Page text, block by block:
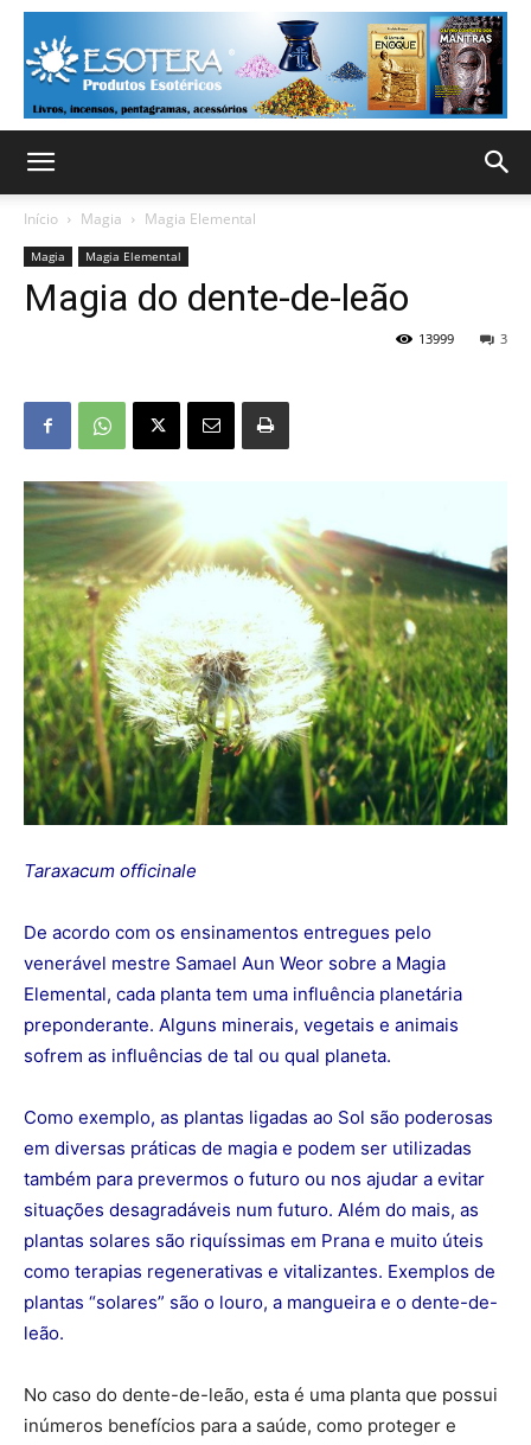
Início Magia Magia Elemental
Magia Magia Elemental
Magia do dente-de-leão
3
13999
Taraxacum officinale
De acordo com os ensinamentos entregues pelo
venerável mestre Samael Aun Weor sobre a Magia
Elemental, cada planta tem uma influência planetária
preponderante. Alguns minerais, vegetais e animais
sofrem as influências de tal ou qual planeta.
Como exemplo, as plantas ligadas ao Sol são poderosas
em diversas práticas de magia e podem ser utilizadas
também para prevermos o futuro ou nos ajudar a evitar
situações desagradáveis num futuro. Além do mais, as
plantas solares são riquíssimas em Prana e muito úteis
como terapias regenerativas e vitalizantes. Exemplos de
plantas “solares” são o louro, a mangueira e o dente-de-
leão.
No caso do dente-de-leão, esta é uma planta que possui
inúmeros benefícios para a saúde, como proteger e